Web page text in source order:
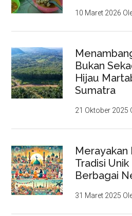
10 Maret 2026
Bukan
Hijau
Sumatra
21 Oktober 2025
Merayakan
Tradisi
Berbagai
31 Maret 2025